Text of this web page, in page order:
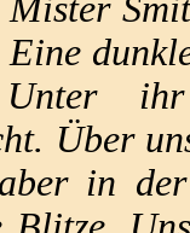
Eine
Unter
Über
in